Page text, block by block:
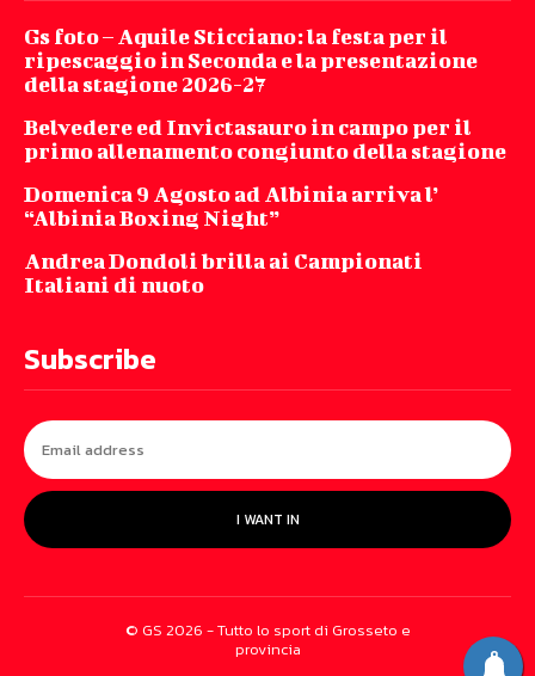
Gs foto – Aquile Sticciano: la festa per il
ripescaggio in Seconda e la presentazione
della stagione 2026-27
Belvedere ed Invictasauro in campo per il
primo allenamento congiunto della stagione
Domenica 9 Agosto ad Albinia arriva l’
“Albinia Boxing Night”
Andrea Dondoli brilla ai Campionati
Italiani di nuoto
Subscribe
I WANT IN
© GS 2026 - Tutto lo sport di Grosseto e
provincia